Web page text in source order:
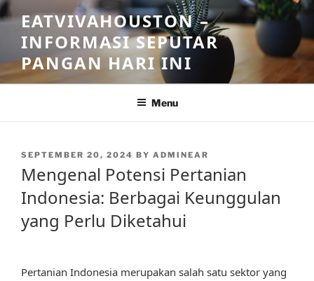
Skip
to
content
EATVIVAHOUSTON –
INFORMASI SEPUTAR
PANGAN HARI INI
Menu
POSTED
SEPTEMBER 20, 2024 BY ADMINEAR
Mengenal Potensi Pertanian
Indonesia: Berbagai Keunggulan
yang Perlu Diketahui
Pertanian Indonesia merupakan salah satu sektor yang